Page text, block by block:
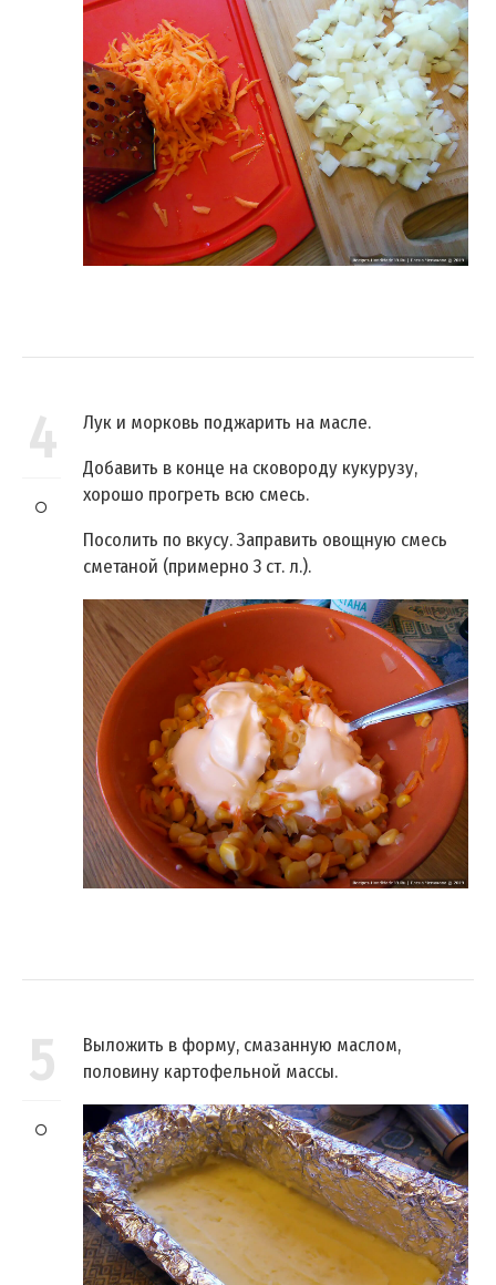
4
Лук и морковь поджарить на масле.
Добавить в конце на сковороду кукурузу,
хорошо прогреть всю смесь.
Посолить по вкусу. Заправить овощную смесь
сметаной (примерно 3 ст. л.).
5
Выложить в форму, смазанную маслом,
половину картофельной массы.